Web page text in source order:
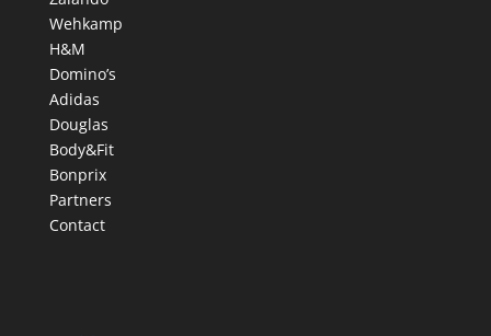
Wehkamp
H&M
Domino’s
Adidas
Douglas
Body&Fit
Bonprix
Partners
Contact